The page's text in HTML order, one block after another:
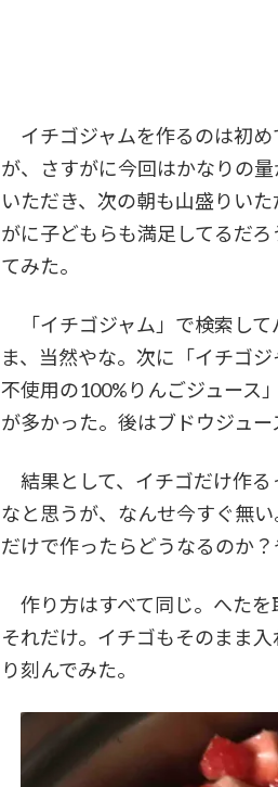
イチゴジャムを作るのは初め
が、さすがに今回はかなりの
いただき、次の朝も山盛りい
がに子どもらも満足してるだ
てみた。
「イチゴジャム」で検索して
ま、当然やな。次に「イチゴ
不使用の100%りんごジュース
が多かった。後はブドウジュー
結果として、イチゴだけ作る
なと思うが、なんせ今すぐ無
だけで作ったらどうなるのか？
作り方はすべて同じ。へたを
それだけ。イチゴもそのまま
り刻んでみた。